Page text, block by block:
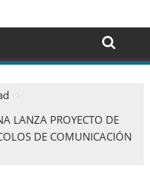
LANZA PROYECTO DE
DE COMUNICACIÓN